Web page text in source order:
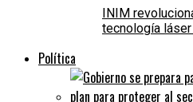
INIM
tecnología
Política